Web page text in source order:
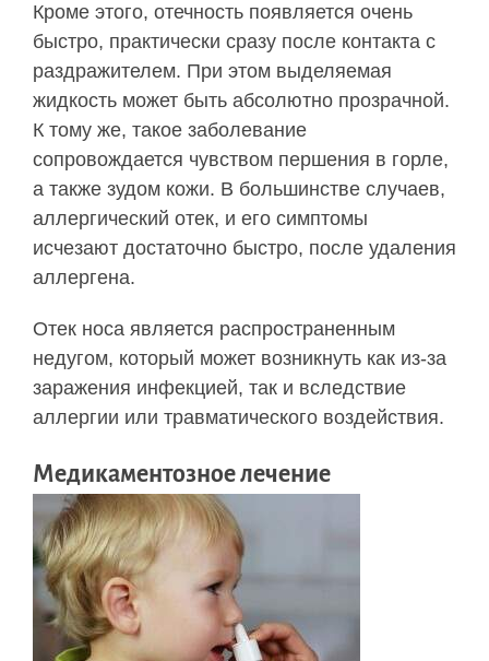
Кроме этого, отечность появляется очень
быстро, практически сразу после контакта с
раздражителем. При этом выделяемая
жидкость может быть абсолютно прозрачной.
К тому же, такое заболевание
сопровождается чувством першения в горле,
а также зудом кожи. В большинстве случаев,
аллергический отек, и его симптомы
исчезают достаточно быстро, после удаления
аллергена.
Отек носа является распространенным
недугом, который может возникнуть как из-за
заражения инфекцией, так и вследствие
аллергии или травматического воздействия.
Медикаментозное лечение